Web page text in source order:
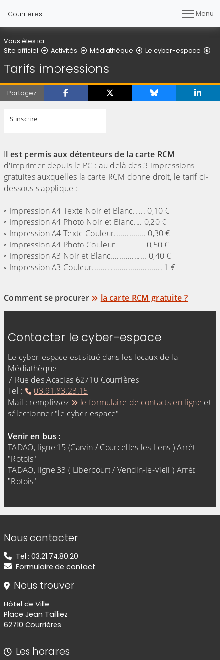
Courrières Menu
Vous êtes ici :
Site officiel
Activités Médiathèque Le cyber-espace
Tarifs impressions
Partagez
S'inscrire
Il est permis aux détenteurs de la carte RCM
d'imprimer depuis le PC : au-delà des 3 impressions
gratuites auxquelles la carte RCM donne droit, le tarif ci-
dessous s'applique :
◦ Impression A4 Texte Noir et Blanc...... 0,10 €
◦ Impression A4 Photo Noir et Blanc.... 0,20 €
◦ Impression A4 Texte Couleur............... 0,30 €
◦ Impression A4 Photo Couleur.............. 0,50 €
◦ Impression A3 Noir et Blanc................. 0,40 €
◦ Impression A3 Couleur................................. 1 €
Comment se procurer la carte RCM gratuite ?
Contacter le cyber-espace
Le cyber-espace est situé dans les locaux de la
Médiathèque
7 Rue des Acacias 62710 Courrières
Tel :
03.91.83.23.15
Mail : remplissez
le formulaire de contacts en ligne et
sélectionner "le cyber-espace"
Venir en bus :
TADAO, ligne 15 (Carvin / Courcelles-les-Lens ) Arrêt
"Rotois"
TADAO, ligne 33 ( Libercourt / Vendin-le-Vieil ) Arrêt
"Rotois"
Informations de contact
Nous contacter
Tel : 03.21.74.80.20
Formulaire de contact
Nous trouver
Hôtel de Ville
Place Jean Tailliez
62710 Courrières
Les horaires